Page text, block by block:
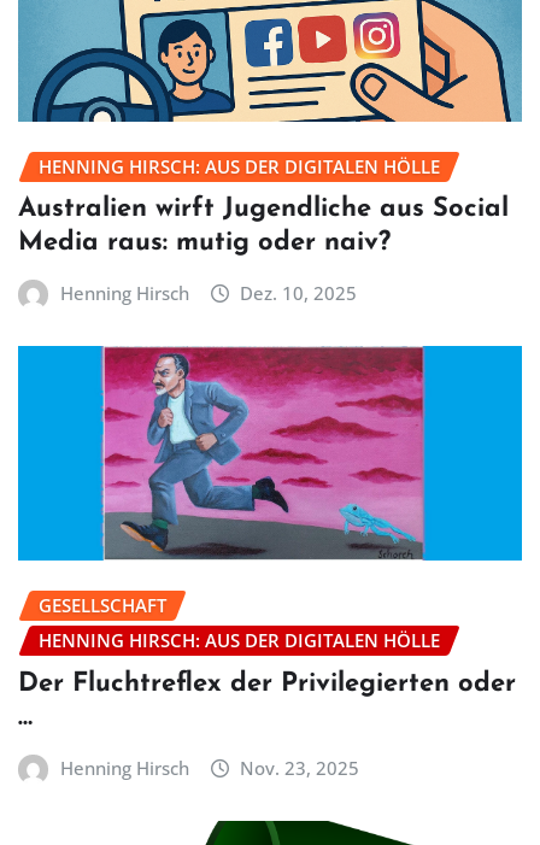
HENNING HIRSCH: AUS DER DIGITALEN HÖLLE
Australien wirft Jugendliche aus Social
Media raus: mutig oder naiv?
Henning Hirsch Dez. 10, 2025
GESELLSCHAFT
HENNING HIRSCH: AUS DER DIGITALEN HÖLLE
Der Fluchtreflex der Privilegierten oder
…
Henning Hirsch Nov. 23, 2025